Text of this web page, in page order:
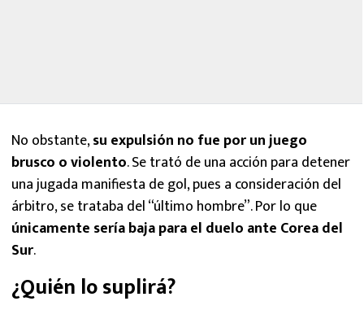
No obstante,su expulsión no fue por un juego
brusco o violento. Se trató de una acción para detener
una jugada manifiesta de gol, pues a consideración del
árbitro, se trataba del “último hombre”. Por lo que
únicamente sería baja para el duelo ante Corea del
Sur.
¿Quién lo suplirá?